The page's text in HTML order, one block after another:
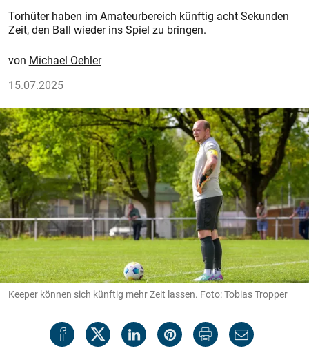
Torhüter haben im Amateurbereich künftig acht Sekunden
Zeit, den Ball wieder ins Spiel zu bringen.
Michael Oehler
15.07.2025
Keeper können sich künftig mehr Zeit lassen. Foto: Tobias Tropper